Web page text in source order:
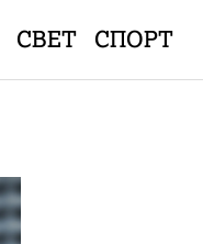
СВЕТ СПОРТ